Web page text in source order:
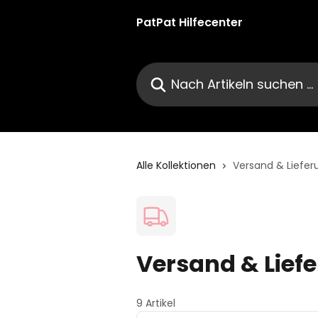
PatPat Hilfecenter
Nach Artikeln suchen …
Alle Kollektionen Versand &
Versand &
9 Artikel